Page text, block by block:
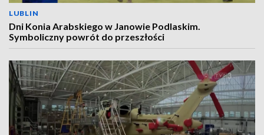
LUBLIN
Dni Konia Arabskiego w Janowie Podlaskim.
Symboliczny powrót do przeszłości